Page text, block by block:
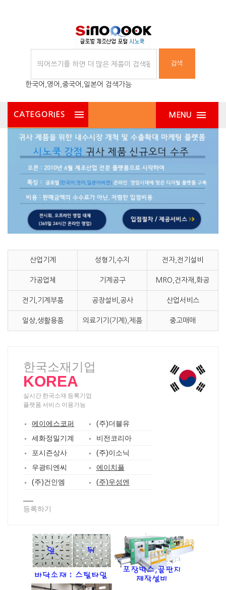
검색
한국어,영어,중국어,일본어 검색가능
CATEGORIES MENU
산업기계 성형기,수지 전자,전기설비
가공업체 기계공구 MRO,건자재,화공
전기,기계부품 공장설비,공사 산업서비스
일상,생활용품 의료기기(기계),제품 중고매매
한국소재기업
KOREA
실시간 한국소재 등록기업
플랫폼 서비스 이용가능
에이에스코퍼
(주)더블유
세화정밀기계
비전코리아
포시즌상사
(주)이소닉
우광티엔씨
에이치플
(주)건인엠
(주)우성엔
등록하기